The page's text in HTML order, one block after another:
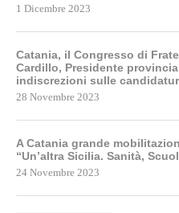
1 Dicembre 2023
Catania, il Congresso di
Cardillo, Presidente
indiscrezioni sulle
28 Novembre 2023
A Catania grande
“Un’altra Sicilia. Sanità,
24 Novembre 2023